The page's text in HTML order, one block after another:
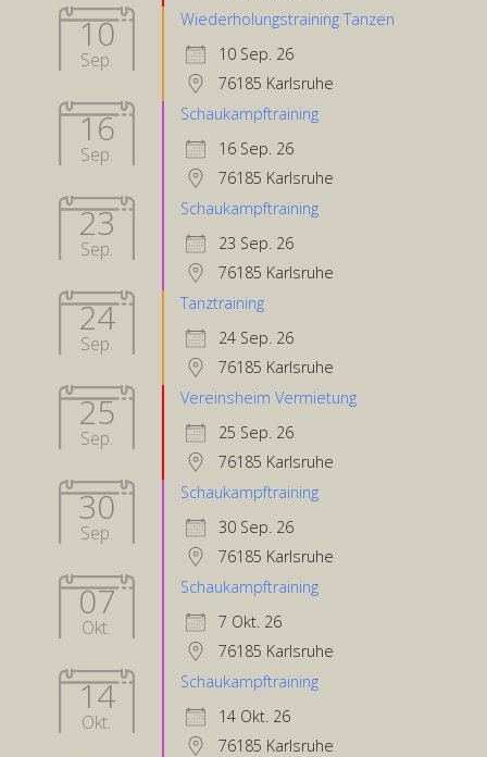
10
Sep.
Wiederholungstraining Tanzen
10 Sep. 26
76185 Karlsruhe
16
Sep.
Schaukampftraining
16 Sep. 26
76185 Karlsruhe
23
Sep.
Schaukampftraining
23 Sep. 26
76185 Karlsruhe
24
Sep.
Tanztraining
24 Sep. 26
76185 Karlsruhe
25
Sep.
Vereinsheim Vermietung
25 Sep. 26
76185 Karlsruhe
30
Sep.
Schaukampftraining
30 Sep. 26
76185 Karlsruhe
07
Okt.
Schaukampftraining
7 Okt. 26
76185 Karlsruhe
14
Okt.
Schaukampftraining
14 Okt. 26
76185 Karlsruhe